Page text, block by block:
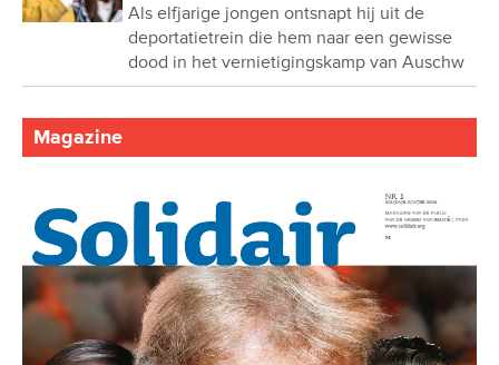
Als elfjarige jongen ontsnapt hij uit de
deportatietrein die hem naar een gewisse
dood in het vernietigingskamp van Auschw
Magazine